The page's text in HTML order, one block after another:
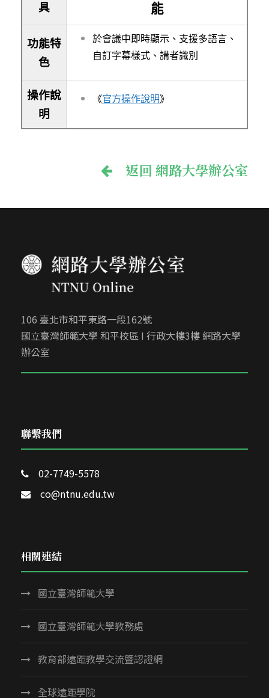
具
能
功能特
色
於會議中即時顯示、支援多語言、
自訂字幕樣式、講者識別
操作說
明
《官方操作說明》
返回 網路大學辦公室
106 臺北市和平東路一段162號
國立臺灣師範大學 和平校區 I 行政大樓3樓 網路大學
辦公室
聯繫我們
02-7749-5578
co@ntnu.edu.tw
相關連結
國立臺灣師範大學
國立臺灣師範大學教務處
教育部遠距教學交流暨認證網
全球遠距學院